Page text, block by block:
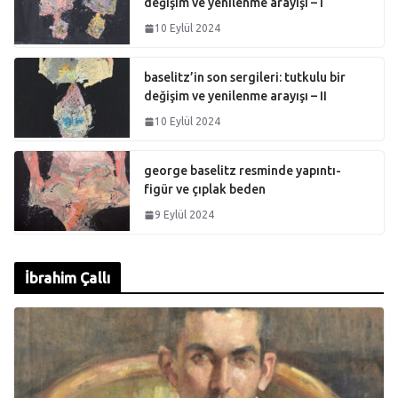
değişim ve yenilenme arayışı – I
10 Eylül 2024
baselitz’in son sergileri: tutkulu bir
değişim ve yenilenme arayışı – II
10 Eylül 2024
george baselitz resminde yapıntı-
figür ve çıplak beden
9 Eylül 2024
İbrahim Çallı